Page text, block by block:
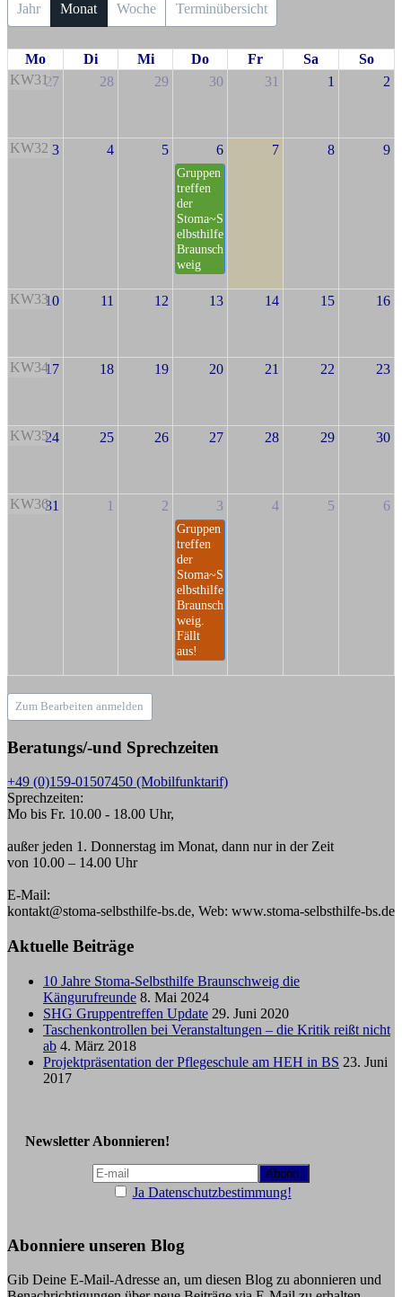
Jahr Monat Woche Terminübersicht
Mo Di Mi Do Fr Sa
So
KW3127 28 29 30 31 1 2
KW32 3 4 5 6
Gruppen
treffen
der
Stoma~S
elbsthilfe
Braunsch
weig
7 8 9
KW3310 11 12 13 14 15 16
KW3417 18 19 20 21 22 23
KW3524 25 26 27 28 29 30
KW3631 1 2 3
Gruppen
treffen
der
Stoma~S
elbsthilfe
Braunsch
weig.
Fällt
aus!
4 5 6
Zum Bearbeiten anmelden
Beratungs/-und Sprechzeiten
+49 (0)159-01507450 (Mobilfunktarif)
Sprechzeiten:
Mo bis Fr. 10.00 - 18.00 Uhr,
außer jeden 1. Donnerstag im Monat, dann nur in der Zeit
von 10.00 – 14.00 Uhr
E-Mail:
kontakt@stoma-selbsthilfe-bs.de, Web: www.stoma-selbsthilfe-bs.de
Aktuelle Beiträge
10 Jahre Stoma-Selbsthilfe Braunschweig die
Kängurufreunde 8. Mai 2024
SHG Gruppentreffen Update 29. Juni 2020
Taschenkontrollen bei Veranstaltungen – die Kritik reißt nicht
ab 4. März 2018
Projektpräsentation der Pflegeschule am HEH in BS 23. Juni
2017
Newsletter Abonnieren!
Ja Datenschutzbestimmung!
Abonniere unseren Blog
Gib Deine E-Mail-Adresse an, um diesen Blog zu abonnieren und